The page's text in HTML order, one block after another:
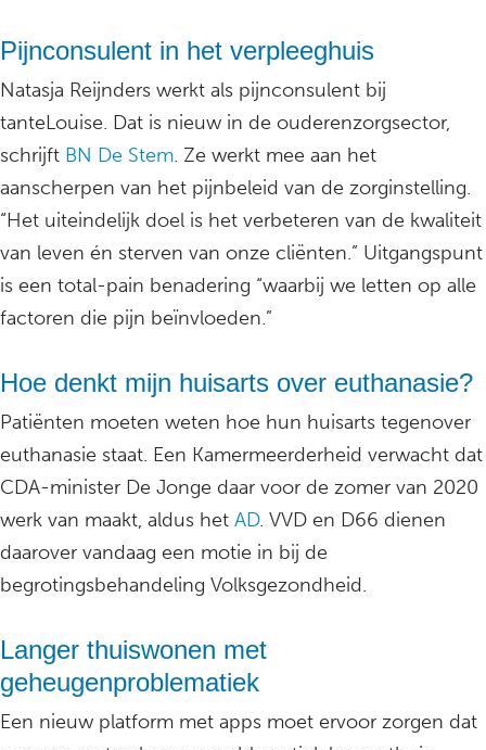
Pijnconsulent in het verpleeghuis
Natasja Reijnders werkt als pijnconsulent bij
tanteLouise. Dat is nieuw in de ouderenzorgsector,
schrijft BN De Stem. Ze werkt mee aan het
aanscherpen van het pijnbeleid van de zorginstelling.
“Het uiteindelijk doel is het verbeteren van de kwaliteit
van leven én sterven van onze cliënten.” Uitgangspunt
is een total-pain benadering “waarbij we letten op alle
factoren die pijn beïnvloeden.”
Hoe denkt mijn huisarts over euthanasie?
Patiënten moeten weten hoe hun huisarts tegenover
euthanasie staat. Een Kamermeerderheid verwacht dat
CDA-minister De Jonge daar voor de zomer van 2020
werk van maakt, aldus het AD. VVD en D66 dienen
daarover vandaag een motie in bij de
begrotingsbehandeling Volksgezondheid.
Langer thuiswonen met
geheugenproblematiek
Een nieuw platform met apps moet ervoor zorgen dat